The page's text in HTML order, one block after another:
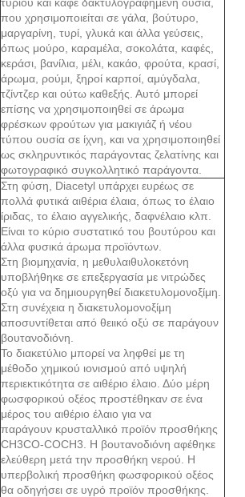
που χρησιμοποιείται σε γάλα, βούτυρο,
μαργαρίνη, τυρί, γλυκά και άλλα γεύσεις,
όπως μούρο, καραμέλα, σοκολάτα, καφές,
κεράσι, βανίλια, μέλι, κακάο, φρούτα, κρασί,
άρωμα, ρούμι, ξηροί καρποί, αμύγδαλα,
τζίντζερ και ούτω καθεξής. Αυτό μπορεί
επίσης να χρησιμοποιηθεί σε άρωμα
φρέσκων φρούτων για μακιγιάζ ή νέου
τύπου ουσία σε ίχνη, και να χρησιμοποιηθεί
ως σκληρυντικός παράγοντας ζελατίνης και
φωτογραφικό συγκολλητικό παράγοντα.
Στη φύση, Diacetyl υπάρχει ευρέως σε
πολλά φυτικά αιθέρια έλαια, όπως το έλαιο
ίριδας, το έλαιο αγγελικής, δαφνέλαιο κλπ.
Είναι το κύριο συστατικό του βουτύρου και
άλλα φυσικά άρωμα προϊόντων.
Στη βιομηχανία, η μεθυλαιθυλοκετόνη
υποβλήθηκε σε επεξεργασία με νιτρώδες
οξύ για να δημιουργηθεί διακετυλομονοξίμη.
Στη συνέχεια η διακετυλομονοξίμη
αποσυντίθεται από θειικό οξύ σε παράγουν
βουτανοδιόνη.
Το διακετύλιο μπορεί να ληφθεί με τη
μέθοδο χημικού ιονισμού από υψηλή
περιεκτικότητα σε αιθέριο έλαιο. Δύο μέρη
φωσφορικού οξέος προστέθηκαν σε ένα
μέρος του αιθέριο έλαιο για να
παράγουν κρυσταλλικό προϊόν προσθήκης
CH3CO-COCH3. Η βουτανοδιόνη αφέθηκε
ελεύθερη μετά την προσθήκη νερού. Η
υπερβολική προσθήκη φωσφορικού οξέος
θα οδηγήσει σε υγρό προϊόν προσθήκης.